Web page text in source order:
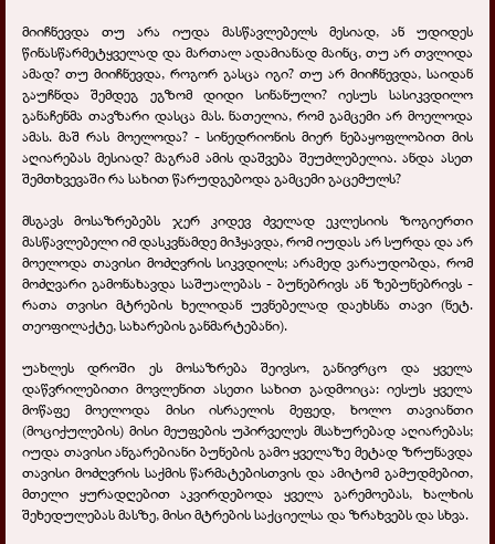
მიიჩნევდა თუ არა იუდა მასწავლებელს მესიად, ან უდიდეს
წინასწარმეტყველად და მართალ ადამიანად მაინც, თუ არ თვლიდა
ამად? თუ მიიჩნევდა, როგორ გასცა იგი? თუ არ მიიჩნევდა, საიდან
გაუჩნდა შემდეგ ეგზომ დიდი სინანული? იესუს სასიკვდილო
განაჩენმა თავზარი დასცა მას. ნათელია, რომ გამცემი არ მოელოდა
ამას. მაშ რას მოელოდა? - სინედრიონის მიერ ნებაყოფლობით მის
აღიარებას მესიად? მაგრამ ამის დაშვება შეუძლებელია. ანდა ასეთ
შემთხვევაში რა სახით წარუდგებოდა გამცემი გაცემულს?
მსგავს მოსაზრებებს ჯერ კიდევ ძველად ეკლესიის ზოგიერთი
მასწავლებელი იმ დასკვნამდე მიჰყავდა, რომ იუდას არ სურდა და არ
მოელოდა თავისი მოძღვრის სიკვდილს; არამედ ვარაუდობდა, რომ
მოძღვარი გამონახავდა საშუალებას - ბუნებრივს ან ზებუნებრივს -
რათა თვისი მტრების ხელიდან უვნებელად დაეხსნა თავი (ნეტ.
თეოფილაქტე, სახარების განმარტებანი).
უახლეს დროში ეს მოსაზრება შეივსო, განივრცო და ყველა
დაწვრილებითი მოვლენით ასეთი სახით გადმოიცა: იესუს ყველა
მოწაფე მოელოდა მისი ისრაელის მეფედ, ხოლო თავიანთი
(მოციქულების) მისი მეუფების უპირველეს მსახურებად აღიარებას;
იუდა თავისი ანგარებიანი ბუნების გამო ყველაზე მეტად ზრუნავდა
თავისი მოძღვრის საქმის წარმატებისთვის და ამიტომ გამუდმებით,
მთელი ყურადღებით აკვირდებოდა ყველა გარემოებას, ხალხის
შეხედულებას მასზე, მისი მტრების საქციელსა და ზრახვებს და სხვა.